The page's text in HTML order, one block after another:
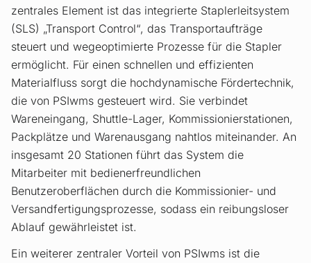
zentrales Element ist das integrierte Staplerleitsystem
(SLS) „Transport Control“, das Transportaufträge
steuert und wegeoptimierte Prozesse für die Stapler
ermöglicht. Für einen schnellen und effizienten
Materialfluss sorgt die hochdynamische Fördertechnik,
die von PSIwms gesteuert wird. Sie verbindet
Wareneingang, Shuttle-Lager, Kommissionierstationen,
Packplätze und Warenausgang nahtlos miteinander. An
insgesamt 20 Stationen führt das System die
Mitarbeiter mit bedienerfreundlichen
Benutzeroberflächen durch die Kommissionier- und
Versandfertigungsprozesse, sodass ein reibungsloser
Ablauf gewährleistet ist.
Ein weiterer zentraler Vorteil von PSIwms ist die